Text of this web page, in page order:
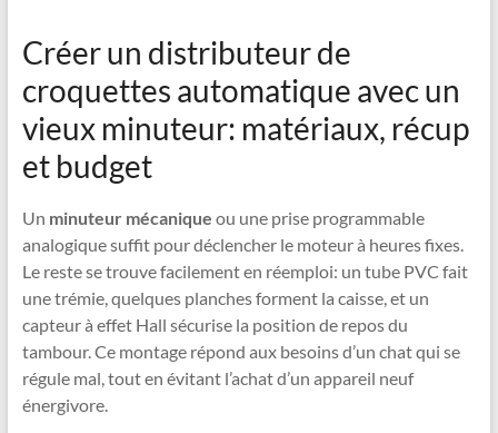
Créer un distributeur de
croquettes automatique avec un
vieux minuteur: matériaux, récup
et budget
Un minuteur mécanique ou une prise programmable
analogique suffit pour déclencher le moteur à heures fixes.
Le reste se trouve facilement en réemploi: un tube PVC fait
une trémie, quelques planches forment la caisse, et un
capteur à effet Hall sécurise la position de repos du
tambour. Ce montage répond aux besoins d’un chat qui se
régule mal, tout en évitant l’achat d’un appareil neuf
énergivore.